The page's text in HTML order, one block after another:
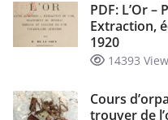
PDF: L’Or
Extraction,
1920
14393
Cours
trouver de